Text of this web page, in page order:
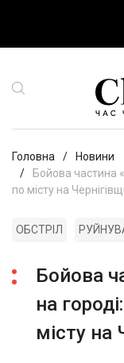
Головна
Новини
Бойова частина
по місту на
ОБСТРІЛ
Бойова
на
місту на